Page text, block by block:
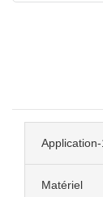
Application-
Matériel